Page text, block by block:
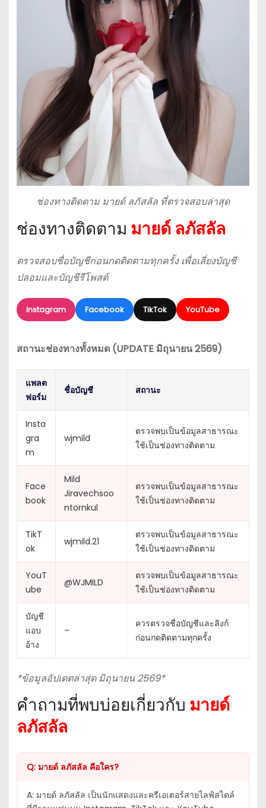
ช่องทางติดตาม มายด์ ลภัสลัล ที่ตรวจสอบล่าสุด
ช่องทางติดตาม มายด์ ลภัสลัล
ตรวจสอบชื่อบัญชีก่อนกดติดตามทุกครั้ง เพื่อเลี่ยงบัญชี
ปลอมและบัญชีรีโพสต์
Instagram Facebook TikTok YouTube
สถานะช่องทางทั้งหมด (UPDATE มิถุนายน 2569)
แพลต
ฟอร์ม
ชื่อบัญชี สถานะ
Insta
gra
m
wjmild
ตรวจพบเป็นข้อมูลสาธารณะ
ใช้เป็นช่องทางติดตาม
Face
book
Mild
Jiravechsoo
ntornkul
ตรวจพบเป็นข้อมูลสาธารณะ
ใช้เป็นช่องทางติดตาม
TikT
ok
wjmild.21
ตรวจพบเป็นข้อมูลสาธารณะ
ใช้เป็นช่องทางติดตาม
YouT
ube
@WJMILD
ตรวจพบเป็นข้อมูลสาธารณะ
ใช้เป็นช่องทางติดตาม
บัญชี
แอบ
อ้าง
–
ควรตรวจชื่อบัญชีและลิงก์
ก่อนกดติดตามทุกครั้ง
*ข้อมูลอัปเดตล่าสุด มิถุนายน 2569*
คำถามที่พบบ่อยเกี่ยวกับ มายด์
ลภัสลัล
Q: มายด์ ลภัสลัล คือใคร?
A: มายด์ ลภัสลัล เป็นนักแสดงและครีเอเตอร์สายไลฟ์สไตล์